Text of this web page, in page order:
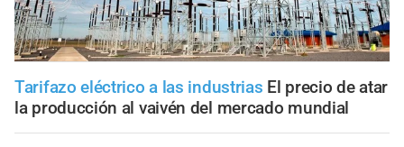
Tarifazo eléctrico a las industrias El precio de atar
la producción al vaivén del mercado mundial